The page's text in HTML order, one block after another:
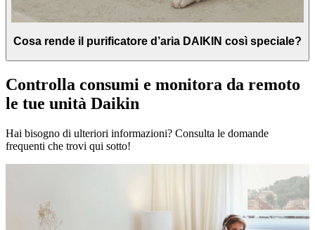
Cosa rende il purificatore d’aria DAIKIN così speciale?
Controlla consumi e monitora da remoto
le tue unità Daikin
Hai bisogno di ulteriori informazioni? Consulta le domande
frequenti che trovi qui sotto!